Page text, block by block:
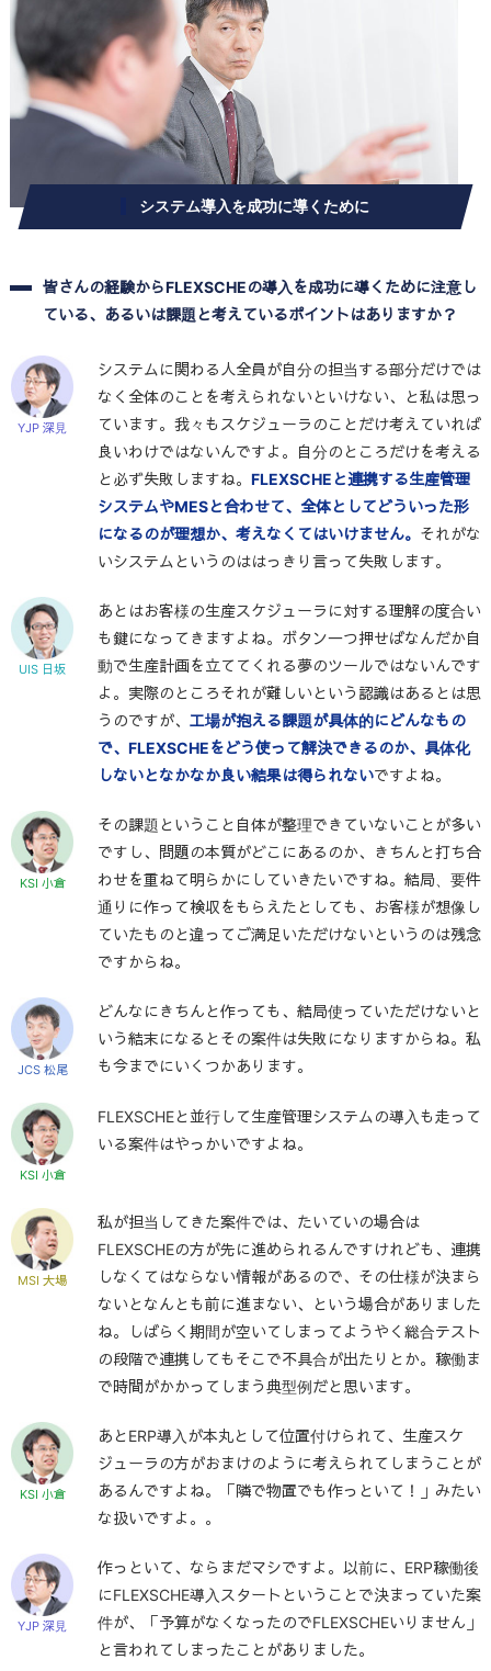
システム導入を成功に導くために
皆さんの経験からFLEXSCHEの導入を成功に導くために注意し
ている、あるいは課題と考えているポイントはありますか？
YJP 深見
システムに関わる人全員が自分の担当する部分だけでは
なく全体のことを考えられないといけない、と私は思っ
ています。我々もスケジューラのことだけ考えていれば
良いわけではないんですよ。自分のところだけを考える
と必ず失敗しますね。 FLEXSCHEと連携する生産管理
システムやMESと合わせて、全体としてどういった形
になるのが理想か、考えなくてはいけません。 それがな
いシステムというのははっきり言って失敗します。
UIS 日坂
あとはお客様の生産スケジューラに対する理解の度合い
も鍵になってきますよね。ボタン一つ押せばなんだか自
動で生産計画を立ててくれる夢のツールではないんです
よ。実際のところそれが難しいという認識はあるとは思
うのですが、 工場が抱える課題が具体的にどんなもの
で、FLEXSCHEをどう使って解決できるのか、具体化
しないとなかなか良い結果は得られないですよね。
KSI 小倉
その課題ということ自体が整理できていないことが多い
ですし、問題の本質がどこにあるのか、きちんと打ち合
わせを重ねて明らかにしていきたいですね。結局、要件
通りに作って検収をもらえたとしても、お客様が想像し
ていたものと違ってご満足いただけないというのは残念
ですからね。
JCS 松尾
どんなにきちんと作っても、結局使っていただけないと
いう結末になるとその案件は失敗になりますからね。私
も今までにいくつかあります。
KSI 小倉
FLEXSCHEと並行して生産管理システムの導入も走って
いる案件はやっかいですよね。
MSI 大場
私が担当してきた案件では、たいていの場合は
FLEXSCHEの方が先に進められるんですけれども、連携
しなくてはならない情報があるので、その仕様が決まら
ないとなんとも前に進まない、という場合がありました
ね。しばらく期間が空いてしまってようやく総合テスト
の段階で連携してもそこで不具合が出たりとか。稼働ま
で時間がかかってしまう典型例だと思います。
KSI 小倉
あとERP導入が本丸として位置付けられて、生産スケ
ジューラの方がおまけのように考えられてしまうことが
あるんですよね。「隣で物置でも作っといて！」みたい
な扱いですよ。。
YJP 深見
作っといて、ならまだマシですよ。以前に、ERP稼働後
にFLEXSCHE導入スタートということで決まっていた案
件が、「予算がなくなったのでFLEXSCHEいりません」
と言われてしまったことがありました。